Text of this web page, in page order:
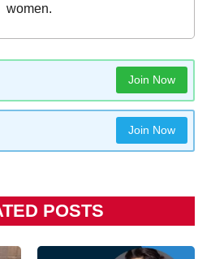
women.
Join Now
Join Now
POSTS